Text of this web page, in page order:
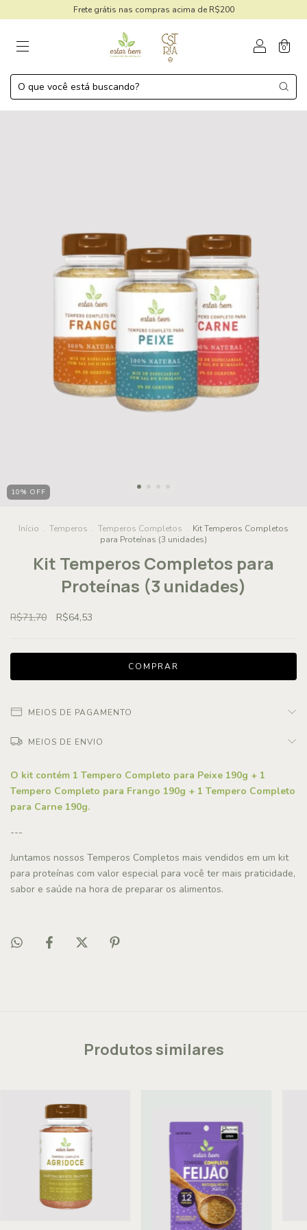
Frete grátis nas compras acima de R$200
0
10% OFF
Início . Temperos . Temperos Completos . Kit Temperos Completos
para Proteínas (3 unidades)
Kit Temperos Completos para
Proteínas (3 unidades)
R$71,70 R$64,53
MEIOS DE PAGAMENTO
MEIOS DE ENVIO
O kit contém 1 Tempero Completo para Peixe 190g + 1
Tempero Completo para Frango 190g + 1 Tempero Completo
para Carne 190g.
---
Juntamos nossos Temperos Completos mais vendidos em um kit
para proteínas com valor especial para você ter mais praticidade,
sabor e saúde na hora de preparar os alimentos.
Produtos similares